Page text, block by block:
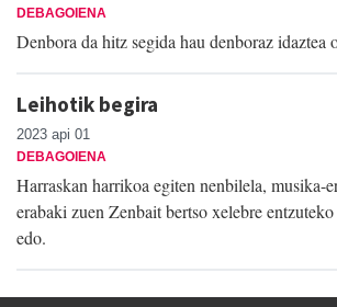
DEBAGOIENA
Denbora da hitz segida hau denboraz idaztea
Leihotik begira
2023 api 01
DEBAGOIENA
Harraskan harrikoa egiten nenbilela, musika-
erabaki zuen Zenbait bertso xelebre
edo.